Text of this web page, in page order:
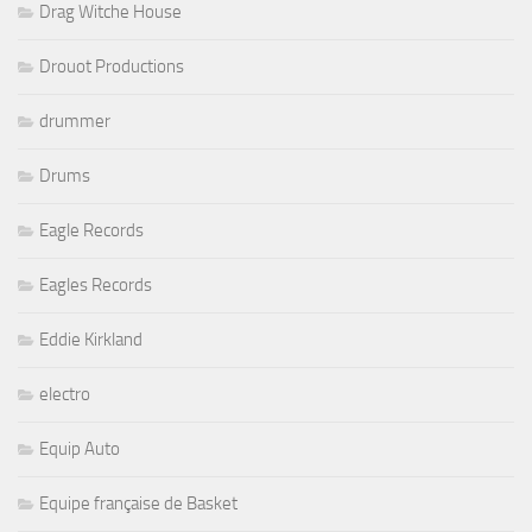
Drag Witche House
Drouot Productions
drummer
Drums
Eagle Records
Eagles Records
Eddie Kirkland
electro
Equip Auto
Equipe française de Basket